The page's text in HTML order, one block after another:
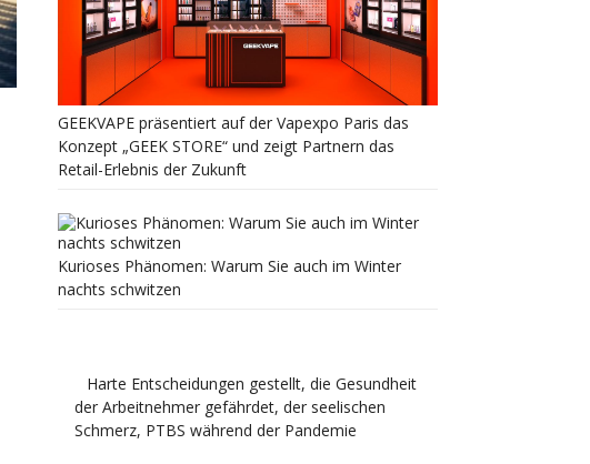
GEEKVAPE präsentiert auf der Vapexpo Paris das
Konzept „GEEK STORE“ und zeigt Partnern das
Retail-Erlebnis der Zukunft
Kurioses Phänomen: Warum Sie auch im Winter
nachts schwitzen
Harte Entscheidungen gestellt, die Gesundheit
der Arbeitnehmer gefährdet, der seelischen
Schmerz, PTBS während der Pandemie